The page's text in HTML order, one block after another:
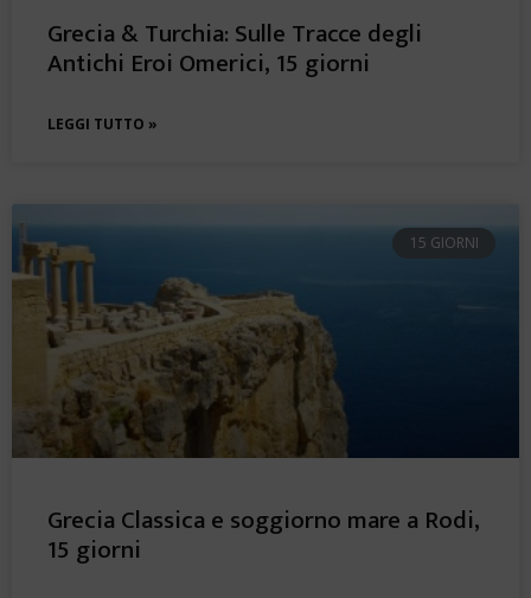
Grecia & Turchia: Sulle Tracce degli
Antichi Eroi Omerici, 15 giorni
LEGGI TUTTO »
15 GIORNI
Grecia Classica e soggiorno mare a Rodi,
15 giorni